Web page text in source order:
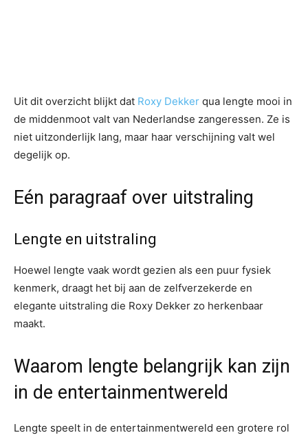
Uit dit overzicht blijkt dat Roxy Dekker qua lengte mooi in
de middenmoot valt van Nederlandse zangeressen. Ze is
niet uitzonderlijk lang, maar haar verschijning valt wel
degelijk op.
Eén paragraaf over uitstraling
Lengte en uitstraling
Hoewel lengte vaak wordt gezien als een puur fysiek
kenmerk, draagt het bij aan de zelfverzekerde en
elegante uitstraling die Roxy Dekker zo herkenbaar
maakt.
Waarom lengte belangrijk kan zijn
in de entertainmentwereld
Lengte speelt in de entertainmentwereld een grotere rol